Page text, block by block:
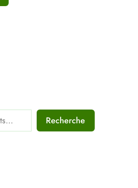
Recherche